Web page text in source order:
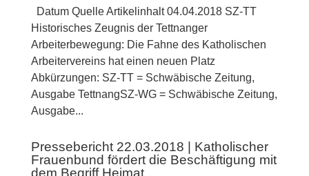
Datum Quelle Artikelinhalt 04.04.2018 SZ-TT
Historisches Zeugnis der Tettnanger
Arbeiterbewegung: Die Fahne des Katholischen
Arbeitervereins hat einen neuen Platz
Abkürzungen: SZ-TT = Schwäbische Zeitung,
Ausgabe TettnangSZ-WG = Schwäbische Zeitung,
Ausgabe...
Pressebericht 22.03.2018 | Katholischer
Frauenbund fördert die Beschäftigung mit
dem Begriff Heimat